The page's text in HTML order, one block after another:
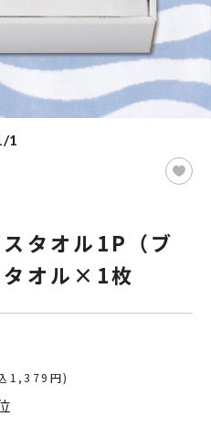
1
タオル1P（ブ
タオル×1枚
1,379円)